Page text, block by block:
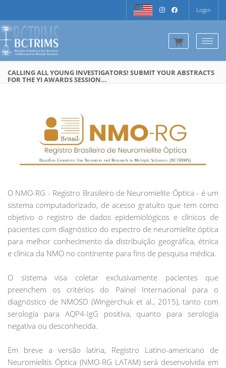
Login
CALLING ALL YOUNG INVESTIGATORS! SUBMIT YOUR ABSTRACTS
FOR THE YI AWARDS SESSION...
O NMO-RG - Registro Brasileiro de Neuromielite Óptica - é um
sistema computadorizado, de acesso gratuito que tem como
objetivo o registro de dados epidemiológicos e clínicos de
pacientes com diagnóstico do espectro de neuromielite óptica
para melhor conhecimento da distribuição geográfica, étnica
e clínica da NMO no continente para fins de pesquisa médica.
O sistema visa coletar exclusivamente pacientes que
preenchem os critérios do Painel Internacional para o
diagnóstico de NMOSD (Wingerchuk et al., 2015), tanto com
serologia para AQP4-IgG positiva, quanto para serologia
negativa ou desconhecida.
Em breve a versão latina, Registro Latino-americano de
Neuromielitis Óptica (NMO-RG LATAM) será desenvolvida em